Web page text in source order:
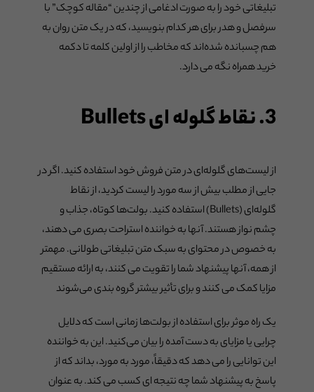
تبلیغاتی خود را به صورت ادغامی از چندین “مقاله کوچک” با
سرفصل و هدر برای هر کدام بنویسید، که در یک متن روان به
هم چسبانده شده‌اند که مخاطب را از اولین کلمه تا دکمه
خرید همراه نگه می دارد.
3. نقاط گلوله ای Bullets
از لیست‌های گلوله‌ای در متن فروش خود استفاده کنید. اگر در
جایی از مطلب بیش از سه مورد را لیست کردید، از نقاط
گلوله‌ای (Bullets) استفاده کنید. بولت‌ها کوتاه، جذاب و
چشم نواز هستند. آنها به خواننده استراحت بصری می دهند،
به خصوص در محتوای به سبک متن تبلیغاتی طولانی. مهمتر
از همه، آنها پیشنهاد شما را تقویت می کنند، به ارائه مستقیم
مزایا کمک می کنند و برای تأثیر بیشتر گروه بندی می‌شوند
یک راه موثر برای استفاده از بولت‌ها زمانی است که دلایل
چرایی یا مزایای به دست آمده را بیان می‌کنید. این به خواننده
این توانایی را می دهد که دقیقاً، مورد به مورد، بداند که از
پاسخ به پیشنهاد شما چه نتیجه ای کسب می کند. به عنوان